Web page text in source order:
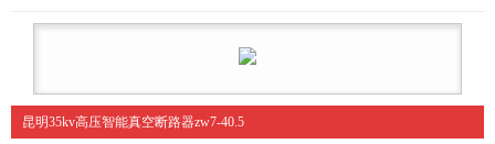
昆明35kv高压智能真空断路器zw7-40.5